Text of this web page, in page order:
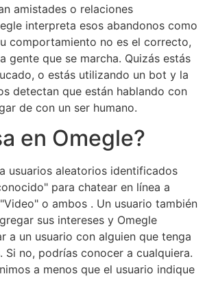
amistades o relaciones
interpreta esos abandonos como
comportamiento no es el correcto,
gente que se marcha. Quizás estás
o estás utilizando un bot y la
detectan que están hablando con
de con un ser humano.
en Omegle?
usuarios aleatorios identificados
para chatear en línea a
o ambos . Un usuario también
sus intereses y Omegle
a un usuario con alguien que tenga
Si no, podrías conocer a cualquiera.
a menos que el usuario indique